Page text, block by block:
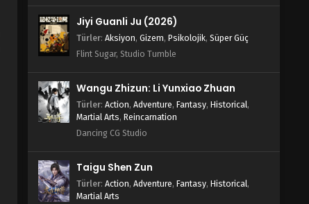
Jiyi Guanli Ju (2026)
Türler: Aksiyon, Gizem, Psikolojik, Süper Güç
Flint Sugar, Studio Tumble
Wangu Zhizun: Li Yunxiao Zhuan
Türler: Action, Adventure, Fantasy, Historical,
Martial Arts, Reincarnation
Dancing CG Studio
Taigu Shen Zun
Türler: Action, Adventure, Fantasy, Historical,
Martial Arts